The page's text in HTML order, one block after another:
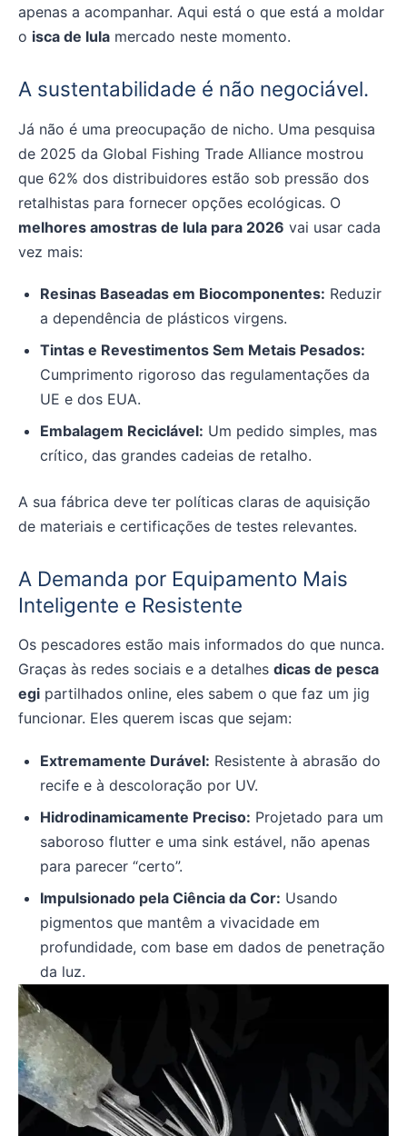
apenas a acompanhar. Aqui está o que está a moldar
o isca de lula mercado neste momento.
A sustentabilidade é não negociável.
Já não é uma preocupação de nicho. Uma pesquisa
de 2025 da Global Fishing Trade Alliance mostrou
que 62% dos distribuidores estão sob pressão dos
retalhistas para fornecer opções ecológicas. O
melhores amostras de lula para 2026 vai usar cada
vez mais:
Resinas Baseadas em Biocomponentes: Reduzir
a dependência de plásticos virgens.
Tintas e Revestimentos Sem Metais Pesados:
Cumprimento rigoroso das regulamentações da
UE e dos EUA.
Embalagem Reciclável: Um pedido simples, mas
crítico, das grandes cadeias de retalho.
A sua fábrica deve ter políticas claras de aquisição
de materiais e certificações de testes relevantes.
A Demanda por Equipamento Mais
Inteligente e Resistente
Os pescadores estão mais informados do que nunca.
Graças às redes sociais e a detalhes dicas de pesca
egi partilhados online, eles sabem o que faz um jig
funcionar. Eles querem iscas que sejam:
Extremamente Durável: Resistente à abrasão do
recife e à descoloração por UV.
Hidrodinamicamente Preciso: Projetado para um
saboroso flutter e uma sink estável, não apenas
para parecer “certo”.
Impulsionado pela Ciência da Cor: Usando
pigmentos que mantêm a vivacidade em
profundidade, com base em dados de penetração
da luz.